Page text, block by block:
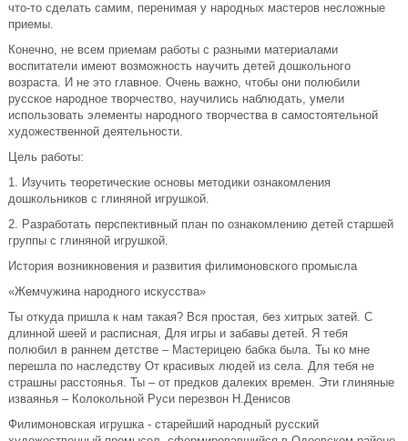
что-то сделать самим, перенимая у народных мастеров несложные
приемы.
Конечно, не всем приемам работы с разными материалами
воспитатели имеют возможность научить детей дошкольного
возраста. И не это главное. Очень важно, чтобы они полюбили
русское народное творчество, научились наблюдать, умели
использовать элементы народного творчества в самостоятельной
художественной деятельности.
Цель работы:
1. Изучить теоретические основы методики ознакомления
дошкольников с глиняной игрушкой.
2. Разработать перспективный план по ознакомлению детей старшей
группы с глиняной игрушкой.
История возникновения и развития филимоновского промысла
«Жемчужина народного искусства»
Ты откуда пришла к нам такая? Вся простая, без хитрых затей. С
длинной шеей и расписная, Для игры и забавы детей. Я тебя
полюбил в раннем детстве – Мастерицею бабка была. Ты ко мне
перешла по наследству От красивых людей из села. Для тебя не
страшны расстоянья. Ты – от предков далеких времен. Эти глиняные
изваянья – Колокольной Руси перезвон Н.Денисов
Филимоновская игрушка - старейший народный русский